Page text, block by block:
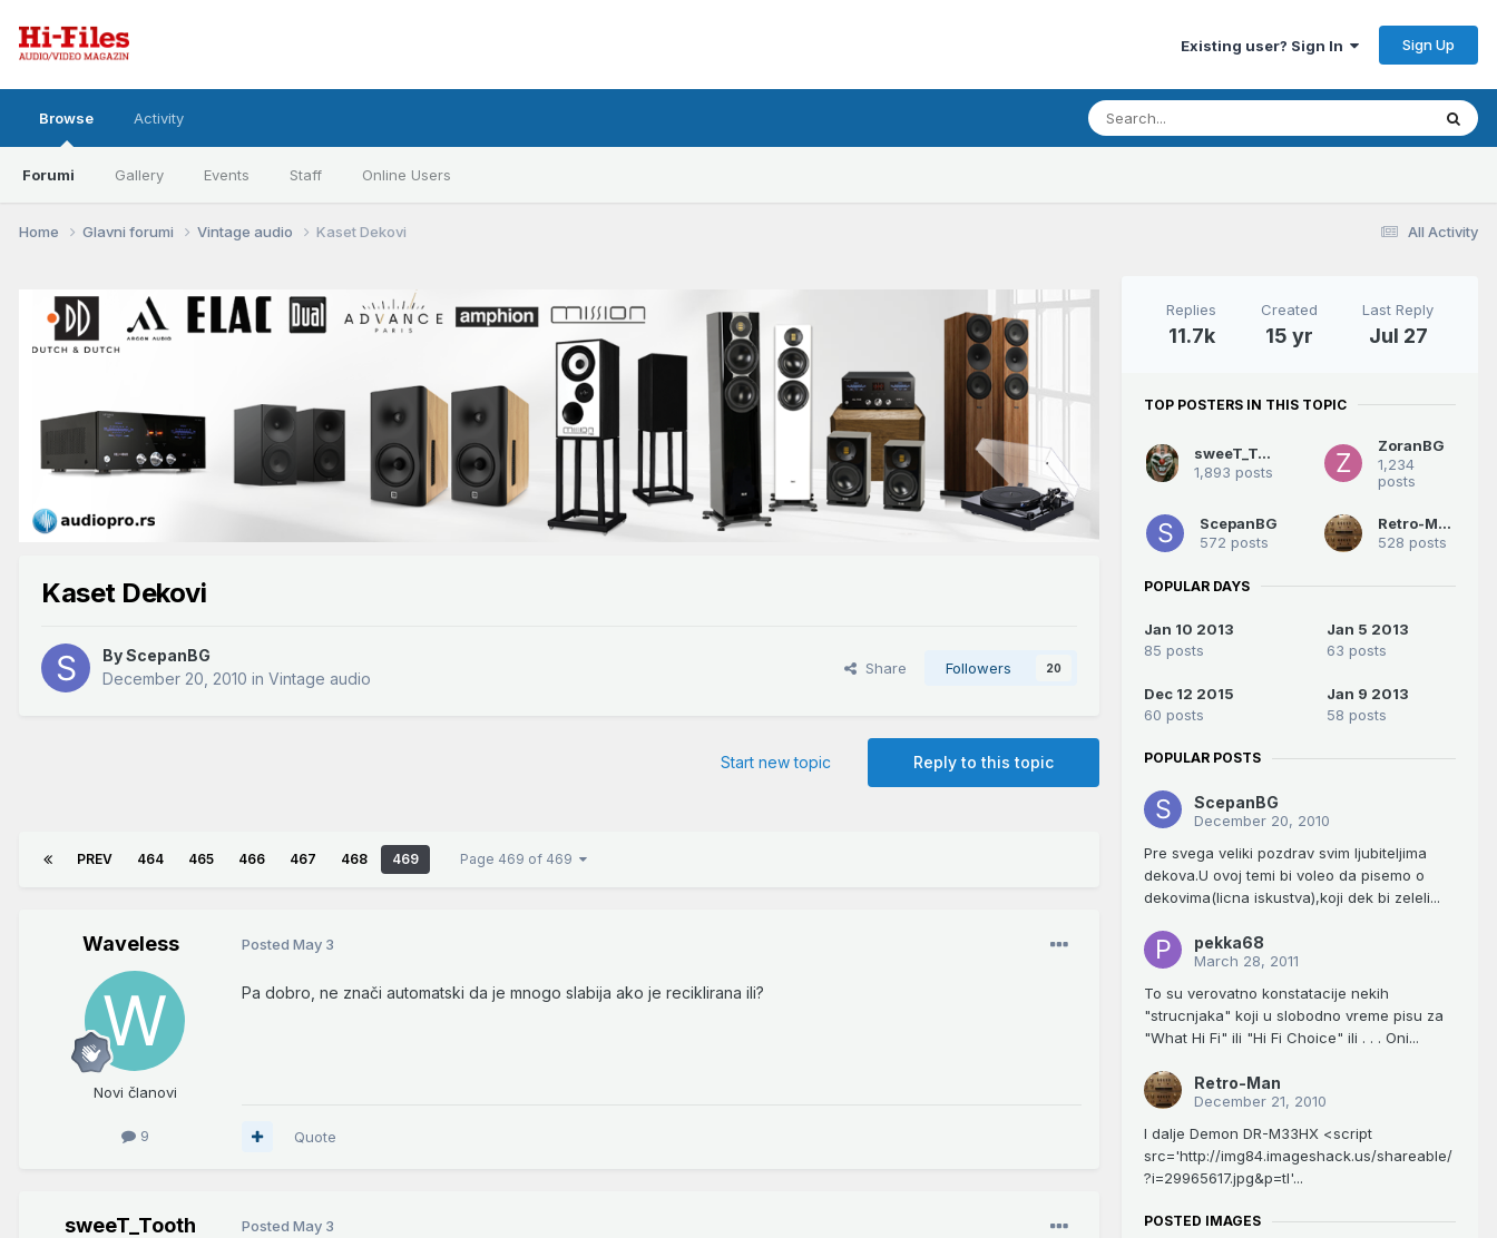
Existing user? Sign In Sign Up
Browse
Forumi Gallery Events Staff Online Users
Activity
All Activity
Home Glavni forumi Vintage audio Kaset Dekovi
Kaset Dekovi
ByScepanBG
December 20, 2010 in Vintage audio
Share Followers 20
Reply to this topic
Start new topic
PREV 464 465 466 467 468 469 Page 469 of 469
Waveless
Novi članovi
9
Posted May 3
Pa dobro, ne znači automatski da je mnogo slabija ako je reciklirana ili?
Quote
sweeT_Tooth Posted May 3
Replies
11.7k
Created
15 yr
Last Reply
Jul 27
TOP POSTERS IN THIS TOPIC
sweeT_Tooth
1,893 posts
ZoranBG
1,234
posts
ScepanBG
572 posts
Retro-Man
528 posts
POPULAR DAYS
Jan 10 2013
85 posts
Jan 5 2013
63 posts
Dec 12 2015
60 posts
Jan 9 2013
58 posts
POPULAR POSTS
ScepanBG
December 20, 2010
Pre svega veliki pozdrav svim ljubiteljima
dekova.U ovoj temi bi voleo da pisemo o
dekovima(licna iskustva),koji dek bi zeleli...
pekka68
March 28, 2011
To su verovatno konstatacije nekih
"strucnjaka" koji u slobodno vreme pisu za
"What Hi Fi" ili "Hi Fi Choice" ili . . . Oni...
Retro-Man
December 21, 2010
I dalje Demon DR-M33HX <script
src='http://img84.imageshack.us/shareable/
?i=29965617.jpg&p=tl'...
POSTED IMAGES